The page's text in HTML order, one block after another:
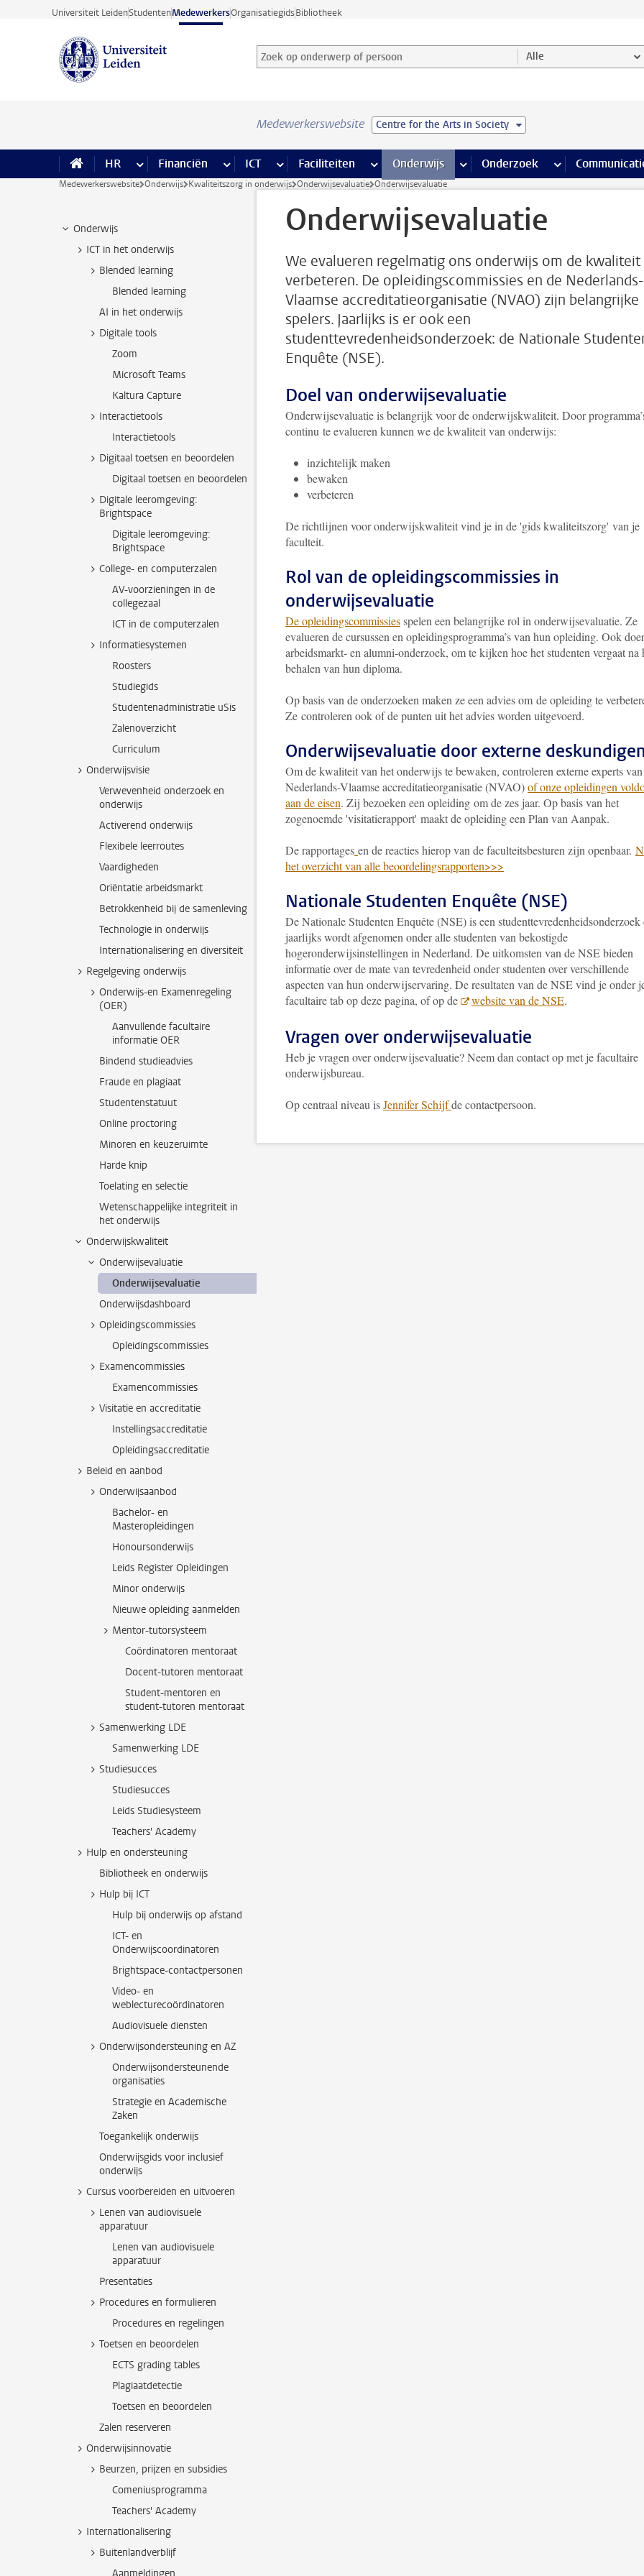
Ga direct naar de inhoud
Universiteit LeidenStudentenMedewerkersOrganisatiegidsBibliotheek
Zoek op onderwerp of persoon en selecteer categorie
Zoekterm Alle
Medewerkerswebsite Centre for the Arts in Society
HR meer HR pagina’s
Financiën meer Financiën pagina’s
ICT meer ICT pagina’s
Faciliteiten meer Faciliteiten pagina’s
Onderwijs meer Onderwijs pagina’s
Onderzoek meer Onderzoek
Medewerkerswebsite Onderwijs Kwaliteitszorg in onderwijs Onderwijsevaluatie Onderwijsevaluatie
Onderwijs
ICT in het onderwijs
Blended learning
Blended learning
AI in het onderwijs
Digitale tools
Zoom
Microsoft Teams
Kaltura Capture
Interactietools
Interactietools
Digitaal toetsen en beoordelen
Digitaal toetsen en beoordelen
Digitale leeromgeving:
Brightspace
Digitale leeromgeving:
Brightspace
College- en computerzalen
AV-voorzieningen in de
collegezaal
ICT in de computerzalen
Informatiesystemen
Roosters
Studiegids
Studentenadministratie uSis
Zalenoverzicht
Curriculum
Onderwijsvisie
Verwevenheid onderzoek en
onderwijs
Activerend onderwijs
Flexibele leerroutes
Vaardigheden
Oriëntatie arbeidsmarkt
Betrokkenheid bij de samenleving
Technologie in onderwijs
Internationalisering en diversiteit
Regelgeving onderwijs
Onderwijs-en Examenregeling
(OER)
Aanvullende facultaire
informatie OER
Bindend studieadvies
Fraude en plagiaat
Studentenstatuut
Online proctoring
Minoren en keuzeruimte
Harde knip
Toelating en selectie
Wetenschappelijke integriteit in
het onderwijs
Onderwijskwaliteit
Onderwijsevaluatie
Onderwijsevaluatie
Onderwijsdashboard
Opleidingscommissies
Opleidingscommissies
Examencommissies
Examencommissies
Visitatie en accreditatie
Instellingsaccreditatie
Opleidingsaccreditatie
Beleid en aanbod
Onderwijsaanbod
Bachelor- en
Masteropleidingen
Honoursonderwijs
Leids Register Opleidingen
Minor onderwijs
Nieuwe opleiding aanmelden
Mentor-tutorsysteem
Coördinatoren mentoraat
Docent-tutoren mentoraat
Student-mentoren en
student-tutoren mentoraat
Samenwerking LDE
Samenwerking LDE
Studiesucces
Studiesucces
Leids Studiesysteem
Teachers' Academy
Hulp en ondersteuning
Bibliotheek en onderwijs
Hulp bij ICT
Hulp bij onderwijs op afstand
ICT- en
Onderwijscoordinatoren
Brightspace-contactpersonen
Video- en
weblecturecoördinatoren
Audiovisuele diensten
Onderwijsondersteuning en AZ
Onderwijsondersteunende
organisaties
Strategie en Academische
Zaken
Toegankelijk onderwijs
Onderwijsgids voor inclusief
onderwijs
Cursus voorbereiden en uitvoeren
Lenen van audiovisuele
apparatuur
Lenen van audiovisuele
apparatuur
Presentaties
Procedures en formulieren
Procedures en regelingen
Toetsen en beoordelen
ECTS grading tables
Plagiaatdetectie
Toetsen en beoordelen
Zalen reserveren
Onderwijsinnovatie
Beurzen, prijzen en subsidies
Comeniusprogramma
Teachers' Academy
Internationalisering
Buitenlandverblijf
Onderwijsevaluatie
We evalueren regelmatig ons onderwijs om de
verbeteren. De opleidingscommissies en de Nederlands-
Vlaamse accreditatieorganisatie (NVAO) zijn belangrijke
spelers. Jaarlijks is er ook een
studenttevredenheidsonderzoek: de Nationale
Enquête (NSE).
Doel van onderwijsevaluatie
Onderwijsevaluatie is belangrijk voor de onderwijskwaliteit. Door
continu te evalueren kunnen we de kwaliteit van onderwijs:
inzichtelijk maken
bewaken
verbeteren
De richtlijnen voor onderwijskwaliteit vind je in de 'gids kwaliteitszorg' van je
faculteit.
Rol van de opleidingscommissies in
onderwijsevaluatie
De opleidingscommissiesspelen een belangrijke rol in onderwijsevaluatie. Ze
evalueren de cursussen en opleidingsprogramma’s van hun opleiding. Ook
arbeidsmarkt- en alumni-onderzoek, om te kijken hoe het studenten vergaat na
behalen van hun diploma.
Op basis van de onderzoeken maken ze een advies om de opleiding te
Ze controleren ook of de punten uit het advies worden uitgevoerd.
Onderwijsevaluatie door externe
Om de kwaliteit van het onderwijs te bewaken, controleren externe experts
Nederlands-Vlaamse accreditatieorganisatie (NVAO)of onze opleidingen
aan de eisen. Zij bezoeken een opleiding om de zes jaar. Op basis van het
zogenoemde 'visitatierapport' maakt de opleiding een Plan van Aanpak.
De rapportages en de reacties hierop van de faculteitsbesturen zijn openbaar.
het overzicht van alle beoordelingsrapporten>>>
Nationale Studenten Enquête (NSE)
De Nationale Studenten Enquête (NSE) is een studenttevredenheidsonderzoek
jaarlijks wordt afgenomen onder alle studenten van bekostigde
hogeronderwijsinstellingen in Nederland. De uitkomsten van de NSE bieden
informatie over de mate van tevredenheid onder studenten over verschillende
aspecten van hun onderwijservaring. De resultaten van de NSE vind je onder
facultaire tab op deze pagina, of op de
website van de NSE.
Vragen over onderwijsevaluatie
Heb je vragen over onderwijsevaluatie? Neem dan contact op met je facultaire
onderwijsbureau.
Op centraal niveau isJennifer Schijfde contactpersoon.